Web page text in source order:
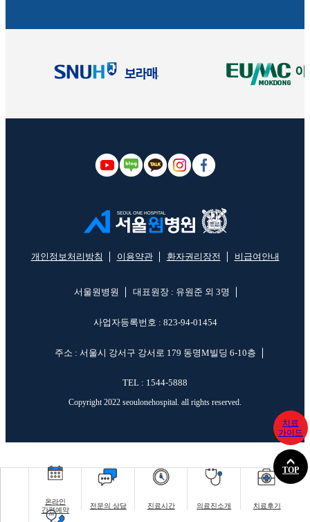
온라인
간편예약
전문의 상담 진료시간 의료진소개 치료후기
치료
가이드
TOP
개인정보처리방침 이용약관 환자권리장전 비급여안내
서울원병원 대표원장 : 유원준 외 3명
사업자등록번호 : 823-94-01454
주소 : 서울시 강서구 강서로 179 동명M빌딩 6-10층
TEL : 1544-5888
Copyright 2022 seoulonehospital. all rights reserved.